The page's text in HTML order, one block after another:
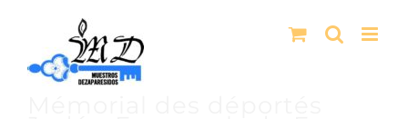
contenu